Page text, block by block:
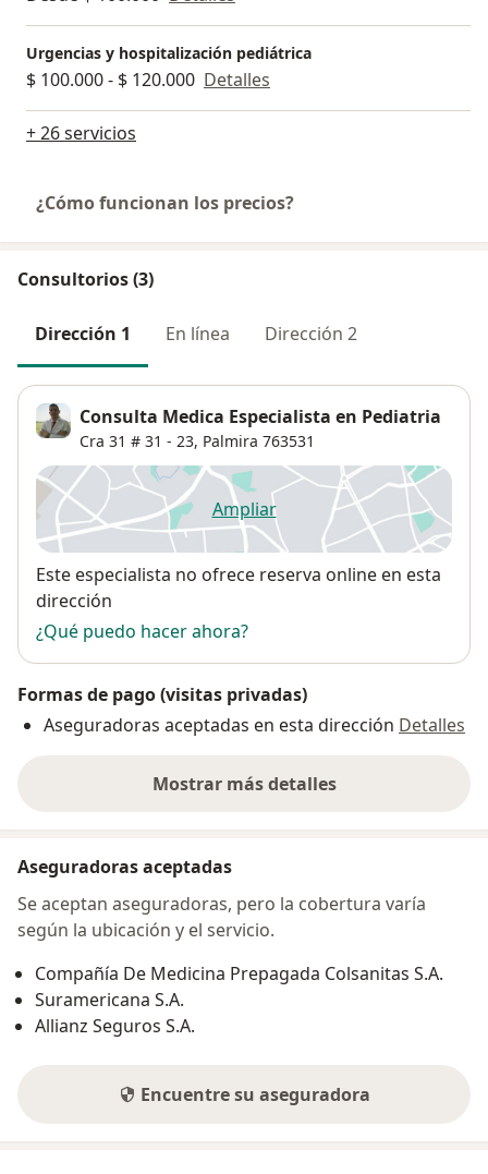
Urgencias y hospitalización pediátrica
$ 100.000 - $ 120.000 Detalles
+ 26 servicios
¿Cómo funcionan los precios?
Consultorios (3)
Dirección 1 En línea Dirección 2
Consulta Medica Especialista en Pediatria
Cra 31 # 31 - 23, Palmira 763531
Ampliarse abre en una nueva
Disponibilidad
Este especialista no ofrece reserva online en esta
dirección
¿Qué puedo hacer ahora?
Formas de pago (visitas privadas)
Aseguradoras aceptadas en esta dirección Detalles
Mostrar más detalles
sobre la dirección
Aseguradoras aceptadas
Se aceptan aseguradoras, pero la cobertura varía
según la ubicación y el servicio.
Compañía De Medicina Prepagada Colsanitas S.A.
Suramericana S.A.
Allianz Seguros S.A.
Encuentre su aseguradora